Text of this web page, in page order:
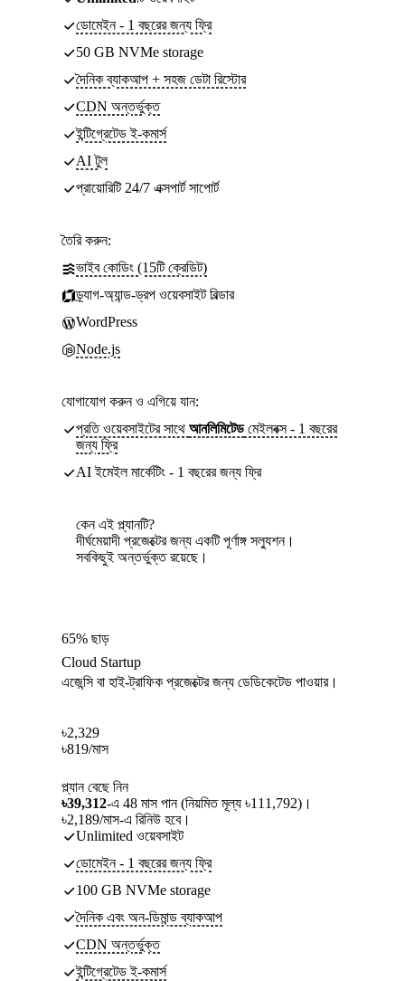
ডোমেইন - 1 বছরের জন্য ফ্রি
50 GB NVMe storage
দৈনিক ব্যাকআপ + সহজ ডেটা রিস্টোর
CDN অন্তর্ভুক্ত
ইন্টিগ্রেটেড ই-কমার্স
AI টুল
প্রায়োরিটি 24/7 এক্সপার্ট সাপোর্ট
তৈরি করুন:
ভাইব কোডিং (15টি ক্রেডিট)
ড্র্যাগ-অ্যান্ড-ড্রপ ওয়েবসাইট বিল্ডার
WordPress
Node.js
যোগাযোগ করুন ও এগিয়ে যান:
প্রতি ওয়েবসাইটের সাথে আনলিমিটেডমেইলবক্স - 1 বছরের
জন্য ফ্রি
AI ইমেইল মার্কেটিং - 1 বছরের জন্য ফ্রি
কেন এই প্ল্যানটি?
দীর্ঘমেয়াদী প্রজেক্টের জন্য একটি পূর্ণাঙ্গ সল্যুশন।
সবকিছুই অন্তর্ভুক্ত রয়েছে।
65% ছাড়
Cloud Startup
এজেন্সি বা হাই-ট্রাফিক প্রজেক্টের জন্য ডেডিকেটেড পাওয়ার।
৳2,329
৳819/মাস
প্ল্যান বেছে নিন
৳39,312-এ 48 মাস পান (নিয়মিত মূল্য ৳111,792)।
৳2,189/মাস-এ রিনিউ হবে।
Unlimited ওয়েবসাইট
ডোমেইন - 1 বছরের জন্য ফ্রি
100 GB NVMe storage
দৈনিক এবং অন-ডিমান্ড ব্যাকআপ
CDN অন্তর্ভুক্ত
ইন্টিগ্রেটেড ই-কমার্স